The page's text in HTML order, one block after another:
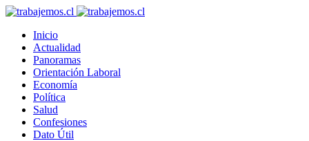
Inicio
Actualidad
Panoramas
Orientación Laboral
Economía
Política
Salud
Confesiones
Dato Útil